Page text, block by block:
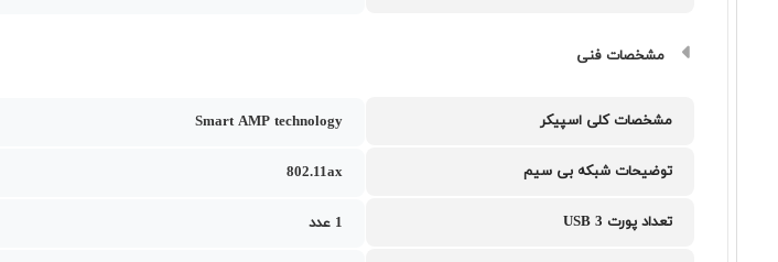
مشخصات فنی
مشخصات کلی اسپیکر Smart AMP technology
توضیحات شبکه بی سیم 802.11ax
تعداد پورت USB 3 1 عدد